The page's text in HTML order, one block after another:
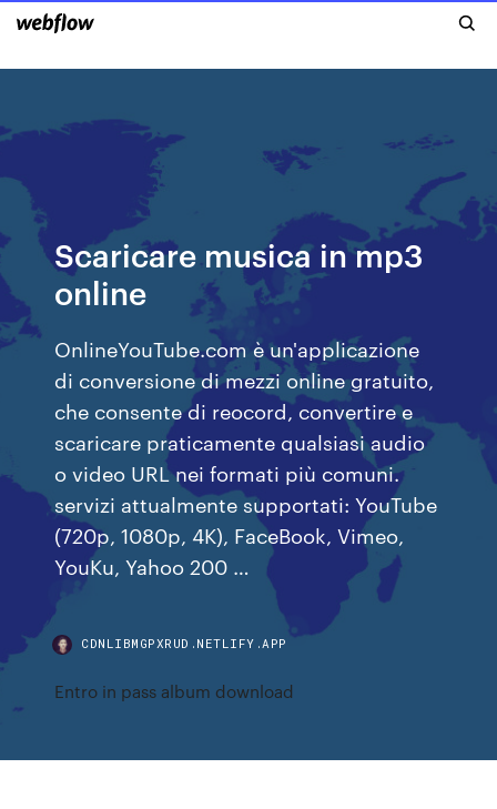
Scaricare musica in mp3
online
OnlineYouTube.com è un'applicazione
di conversione di mezzi online gratuito,
che consente di reocord, convertire e
scaricare praticamente qualsiasi audio
o video URL nei formati più comuni.
servizi attualmente supportati: YouTube
(720p, 1080p, 4K), FaceBook, Vimeo,
YouKu, Yahoo 200 …
CDNLIBMGPXRUD.NETLIFY.APP
Entro in pass album download